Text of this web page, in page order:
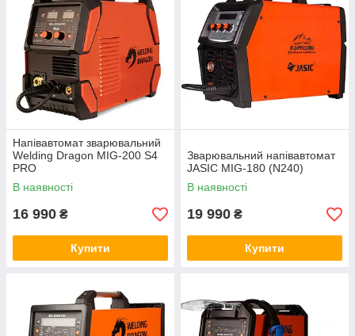
Напівавтомат зварювальний
Welding Dragon MIG-200 S4
PRO
В наявності
16 990 ₴
Купити
Зварювальний напівавтомат
JASIC MIG-180 (N240)
В наявності
19 990 ₴
Купити